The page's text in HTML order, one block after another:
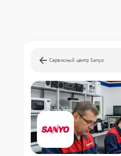
Сервисный центр Sanyo